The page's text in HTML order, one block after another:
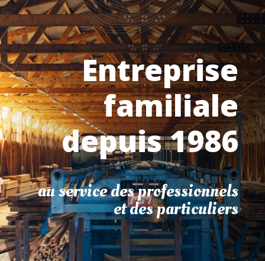
Entreprise
familiale
depuis 1986
au service des professionnels
et des particuliers